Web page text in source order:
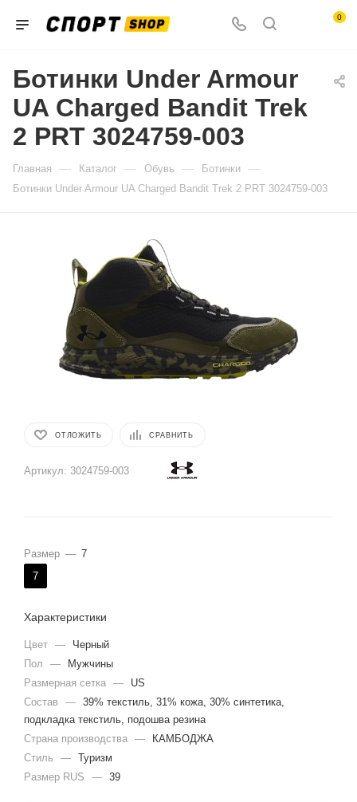
0
Ботинки Under Armour
UA Charged Bandit Trek
2 PRT 3024759-003
Главная — Каталог — Обувь — Ботинки —
Ботинки Under Armour UA Charged Bandit Trek 2 PRT 3024759-003
ОТЛОЖИТЬ СРАВНИТЬ
Артикул: 3024759-003
Размер — 7
7
Характеристики
Цвет —
Черный
Пол
—
Мужчины
Размерная сетка —
US
Состав
— 39% текстиль, 31% кожа, 30% синтетика,
подкладка текстиль, подошва резина
Страна производства —
КАМБОДЖА
Стиль
— Туризм
Размер RUS
— 39